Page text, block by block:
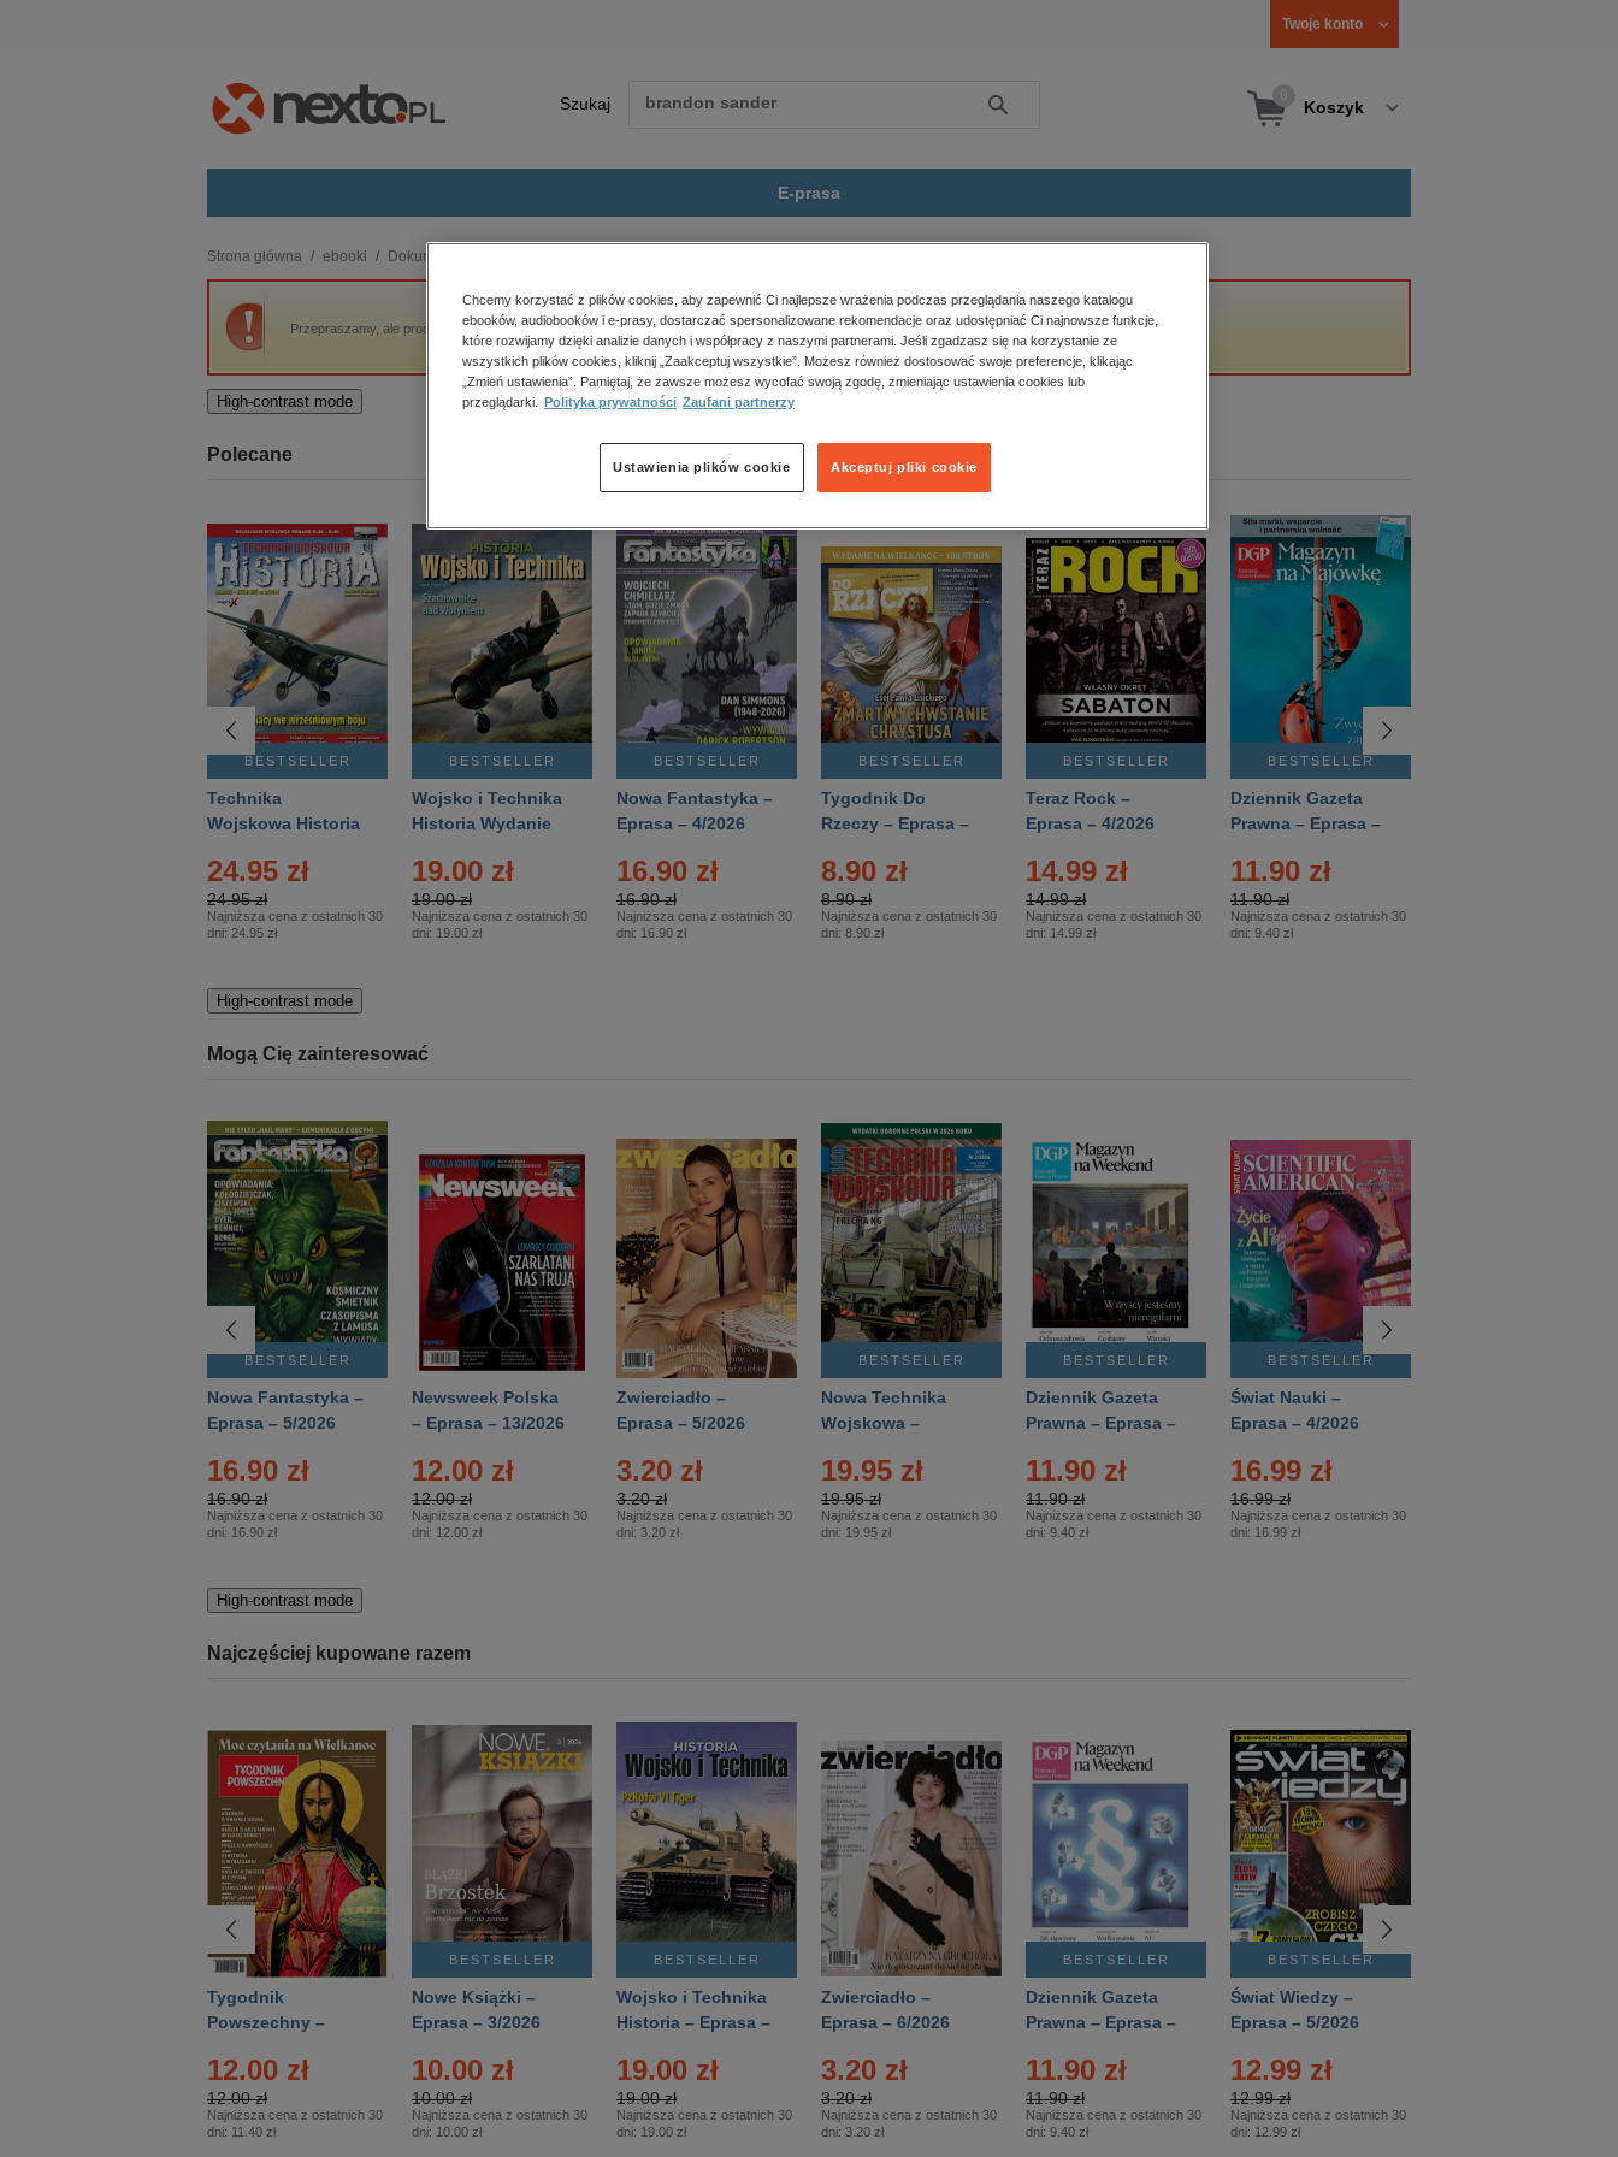
Twoje konto
Szukaj Szukaj Koszyk
E-prasa
budownictwo, aranżacja wnętrz
biznesowe, branżowe, gospodarka
darmowe wydania
edukacja
kobiece, lifestyle, kultura
polityka, społeczno-informacyjne
psychologiczne
inne
popularno-naukowe
historia
zdrowie
religie
Strona główna ebooki Dokument, literatura faktu, reportaże, biografie
Przepraszamy, ale produkt „Dwaj bracia” nie jest dostępny.
High-contrast mode
Polecane
BESTSELLER
Technika
Wojskowa Historia
24.95 zł
24.95 zł
Najniższa cena z ostatnich 30
dni: 24.95 zł
BESTSELLER
Wojsko i Technika
Historia Wydanie
– 2/2026
19.00 zł
19.00 zł
Najniższa cena z ostatnich 30
dni: 19.00 zł
BESTSELLER
Nowa Fantastyka –
Eprasa – 4/2026
16.90 zł
16.90 zł
Najniższa cena z ostatnich 30
dni: 16.90 zł
BESTSELLER
Tygodnik Do
Rzeczy – Eprasa –
8.90 zł
8.90 zł
Najniższa cena z ostatnich 30
dni: 8.90 zł
BESTSELLER
Teraz Rock –
Eprasa – 4/2026
14.99 zł
14.99 zł
Najniższa cena z ostatnich 30
dni: 14.99 zł
BESTSELLER
Dziennik Gazeta
Prawna – Eprasa –
11.90 zł
11.90 zł
Najniższa cena z ostatnich 30
dni: 9.40 zł
High-contrast mode
Mogą Cię zainteresować
BESTSELLER
Nowa Fantastyka –
Eprasa – 5/2026
16.90 zł
16.90 zł
Najniższa cena z ostatnich 30
dni: 16.90 zł
Newsweek Polska
– Eprasa – 13/2026
12.00 zł
12.00 zł
Najniższa cena z ostatnich 30
dni: 12.00 zł
Zwierciadło –
Eprasa – 5/2026
3.20 zł
3.20 zł
Najniższa cena z ostatnich 30
dni: 3.20 zł
BESTSELLER
Nowa Technika
Wojskowa –
19.95 zł
19.95 zł
Najniższa cena z ostatnich 30
dni: 19.95 zł
BESTSELLER
Dziennik Gazeta
Prawna – Eprasa –
11.90 zł
11.90 zł
Najniższa cena z ostatnich 30
dni: 9.40 zł
BESTSELLER
Świat Nauki –
Eprasa – 4/2026
16.99 zł
16.99 zł
Najniższa cena z ostatnich 30
dni: 16.99 zł
High-contrast mode
Najczęściej kupowane razem
Tygodnik
Powszechny –
12.00 zł
12.00 zł
Najniższa cena z ostatnich 30
dni: 11.40 zł
BESTSELLER
Nowe Książki –
Eprasa – 3/2026
10.00 zł
10.00 zł
Najniższa cena z ostatnich 30
dni: 10.00 zł
BESTSELLER
Wojsko i Technika
Historia – Eprasa –
19.00 zł
19.00 zł
Najniższa cena z ostatnich 30
dni: 19.00 zł
Zwierciadło –
Eprasa – 6/2026
3.20 zł
3.20 zł
Najniższa cena z ostatnich 30
dni: 3.20 zł
BESTSELLER
Dziennik Gazeta
Prawna – Eprasa –
11.90 zł
11.90 zł
Najniższa cena z ostatnich 30
dni: 9.40 zł
BESTSELLER
Świat Wiedzy –
Eprasa – 5/2026
12.99 zł
12.99 zł
Najniższa cena z ostatnich 30
dni: 12.99 zł
Chcemy korzystać z plików cookies, aby zapewnić Ci najlepsze wrażenia podczas przeglądania naszego katalogu
ebooków, audiobooków i e-prasy, dostarczać spersonalizowane rekomendacje oraz udostępniać Ci najnowsze funkcje,
które rozwijamy dzięki analizie danych i współpracy z naszymi partnerami. Jeśli zgadzasz się na korzystanie ze
wszystkich plików cookies, kliknij „Zaakceptuj wszystkie”. Możesz również dostosować swoje preferencje, klikając
„Zmień ustawienia”. Pamiętaj, że zawsze możesz wycofać swoją zgodę, zmieniając ustawienia cookies lub
przeglądarki.
Polityka prywatności Zaufani partnerzy
Akceptuj pliki cookie
Ustawienia plików cookie